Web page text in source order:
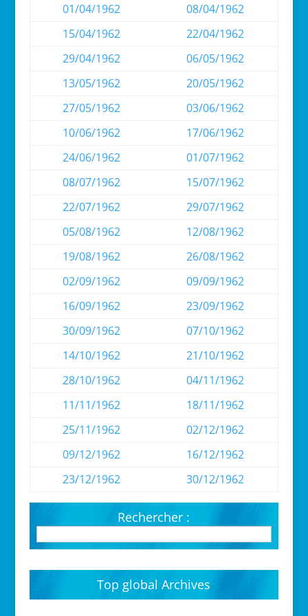
01/04/1962
08/04/1962
15/04/1962
22/04/1962
29/04/1962
06/05/1962
13/05/1962
20/05/1962
27/05/1962
03/06/1962
10/06/1962
17/06/1962
24/06/1962
01/07/1962
08/07/1962
15/07/1962
22/07/1962
29/07/1962
05/08/1962
12/08/1962
19/08/1962
26/08/1962
02/09/1962
09/09/1962
16/09/1962
23/09/1962
30/09/1962
07/10/1962
14/10/1962
21/10/1962
28/10/1962
04/11/1962
11/11/1962
18/11/1962
25/11/1962
02/12/1962
09/12/1962
16/12/1962
23/12/1962
30/12/1962
Rechercher :
Top global Archives